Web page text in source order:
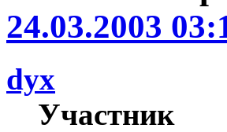
24.03.2003
dyx
Участник